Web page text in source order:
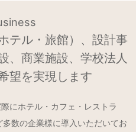
テル・旅館）、設計事
、商業施設、学校法人
望を実現します
にホテル・カフェ・レストラ
数の企業様に導入いただいてお